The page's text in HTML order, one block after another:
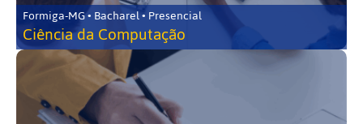
Formiga-MG • Bacharel • Presencial
Ciência da Computação